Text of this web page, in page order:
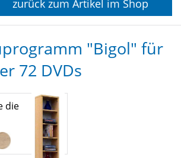
zurück zum Artikel im Shop
"Bigol" für
72 DVDs
die